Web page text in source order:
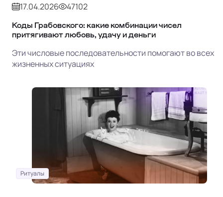
17.04.2026 47102
Коды Грабовского: какие комбинации чисел
притягивают любовь, удачу и деньги
Эти числовые последовательности помогают во всех
жизненных ситуациях
Ритуалы